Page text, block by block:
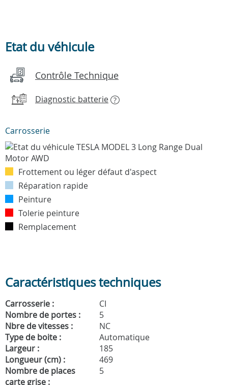
Etat du véhicule
Contrôle Technique
Diagnostic batterie ?
Carrosserie
Frottement ou léger défaut d'aspect
Réparation rapide
Peinture
Tolerie peinture
Remplacement
Caractéristiques techniques
Carrosserie :
CI
Nombre de portes :
5
Nbre de vitesses :
NC
Type de boite :
Automatique
Largeur :
185
Longueur (cm) :
469
Nombre de places
carte grise :
5